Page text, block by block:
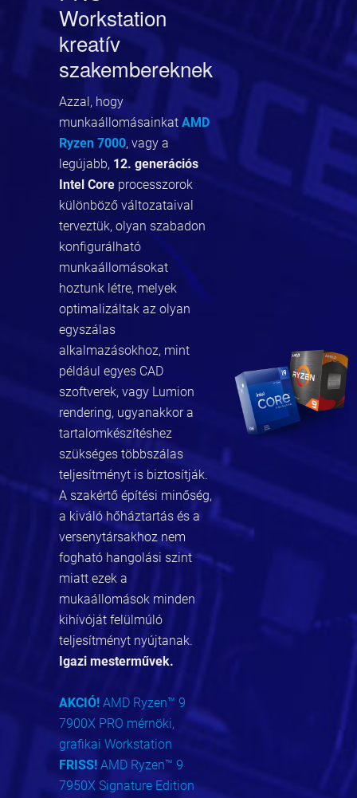
Workstation
kreatív
szakembereknek
Azzal, hogy
munkaállomásainkat AMD
Ryzen 7000, vagy a
legújabb, 12. generációs
Intel Coreprocesszorok
különböző változataival
terveztük, olyan szabadon
konfigurálható
munkaállomásokat
hoztunk létre, melyek
optimalizáltak az olyan
egyszálas
alkalmazásokhoz, mint
például egyes CAD
szoftverek, vagy Lumion
rendering, ugyanakkor a
tartalomkészítéshez
szükséges többszálas
teljesítményt is biztosítják.
A szakértő építési minőség,
a kiváló hőháztartás és a
versenytársakhoz nem
fogható hangolási szint
miatt ezek a
mukaállomások minden
kihívóját felülmúló
teljesítményt nyújtanak.
Igazi mesterművek.
AKCIÓ!AMD Ryzen™ 9
7900X PRO mérnöki,
grafikai Workstation
FRISS!AMD Ryzen™ 9
7950X Signature Edition